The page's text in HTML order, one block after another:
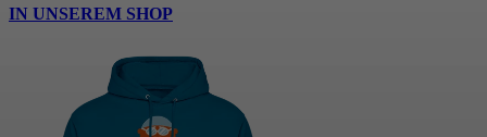
IN UNSEREM SHOP